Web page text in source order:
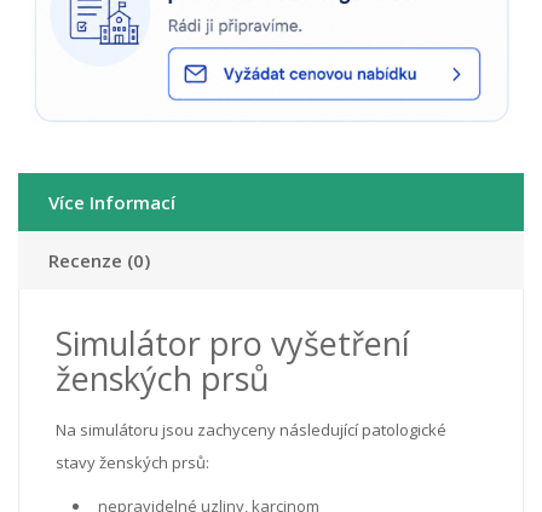
Více Informací
Recenze (0)
Simulátor pro vyšetření
ženských prsů
Na simulátoru jsou zachyceny následující patologické
stavy ženských prsů:
nepravidelné uzliny, karcinom